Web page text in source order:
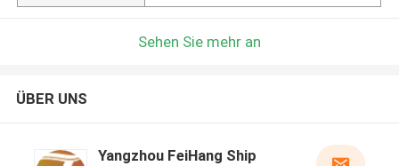
Sehen Sie mehr an
ÜBER UNS
Yangzhou FeiHang Ship